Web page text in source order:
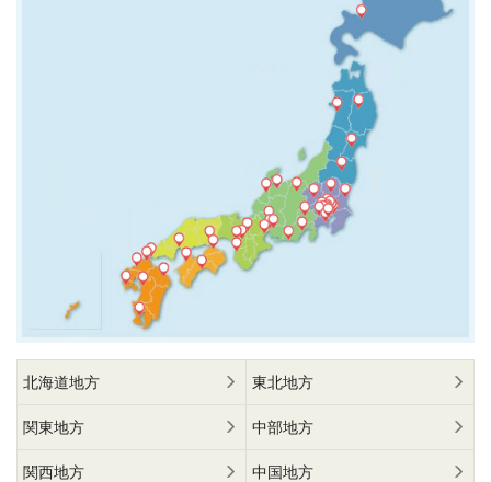
北海道地方 東北地方
関東地方 中部地方
関西地方 中国地方